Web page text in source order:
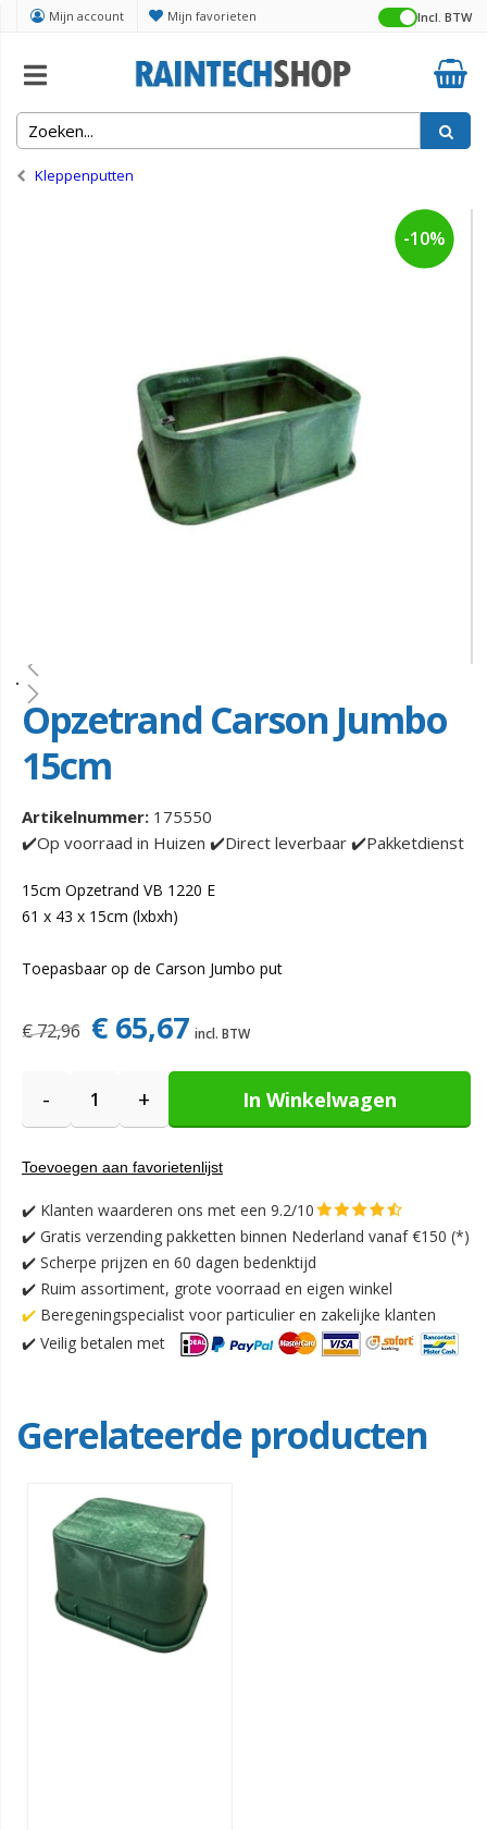
Mijn account Mijn favorieten Incl. BTW
Home
Kleppen, manifolds en putten
Kleppenputten
-10%
Opzetrand Carson Jumbo
15cm
Artikelnummer: 175550
✔️Op voorraad in Huizen ✔️Direct leverbaar ✔️Pakketdienst
15cm Opzetrand VB 1220 E
61 x 43 x 15cm (lxbxh)
Toepasbaar op de Carson Jumbo put
€ 65,67
€ 72,96
- + In Winkelwagen
Toevoegen aan favorietenlijst
✔️ Klanten waarderen ons met een 9.2/10
✔️ Gratis verzending pakketten binnen Nederland vanaf €150 (*)
✔️ Scherpe prijzen en 60 dagen bedenktijd
✔️ Ruim assortiment, grote voorraad en eigen winkel
✔️ Beregeningspecialist voor particulier en zakelijke klanten
✔️ Veilig betalen met
Gerelateerde producten